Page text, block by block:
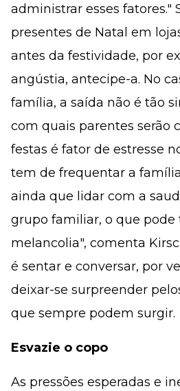
administrar esses fatores."
presentes de Natal em
antes da festividade, por
angústia, antecipe-a. No
família, a saída não é tão
com quais parentes serão
festas é fator de estresse
tem de frequentar a
ainda que lidar com a
grupo familiar, o que pode
melancolia", comenta
é sentar e conversar, por
deixar-se surpreender
que sempre podem surgir.
Esvazie o copo
As pressões esperadas e